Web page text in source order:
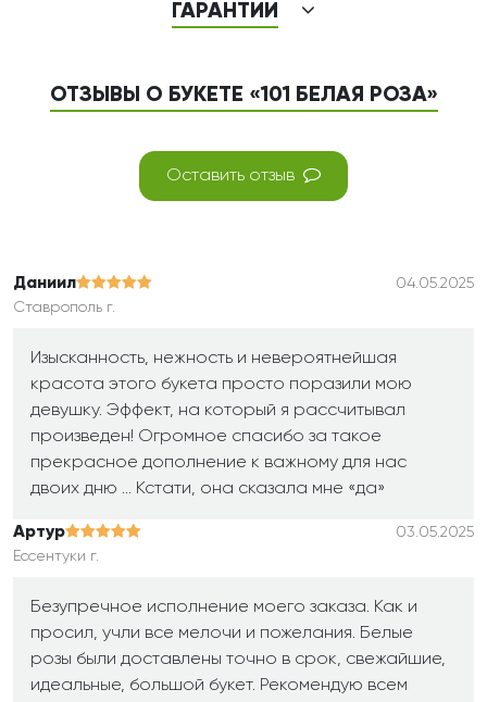
ГАРАНТИИ
ОТЗЫВЫ О БУКЕТЕ «101 БЕЛАЯ РОЗА»
Оставить отзыв
Даниил
04.05.2025
Ставрополь г.
Изысканность, нежность и невероятнейшая
красота этого букета просто поразили мою
девушку. Эффект, на который я рассчитывал
произведен! Огромное спасибо за такое
прекрасное дополнение к важному для нас
двоих дню … Кстати, она сказала мне «да»
Артур
03.05.2025
Ессентуки г.
Безупречное исполнение моего заказа. Как и
просил, учли все мелочи и пожелания. Белые
розы были доставлены точно в срок, свежайшие,
идеальные, большой букет. Рекомендую всем